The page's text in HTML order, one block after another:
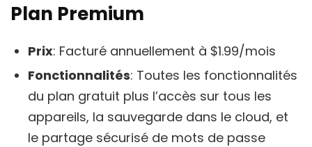
Plan Premium
Prix: Facturé annuellement à $1.99/mois
Fonctionnalités: Toutes les fonctionnalités
du plan gratuit plus l’accès sur tous les
appareils, la sauvegarde dans le cloud, et
le partage sécurisé de mots de passe